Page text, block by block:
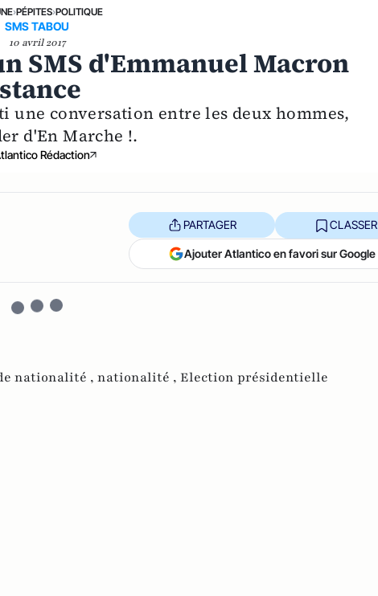
›PÉPITES›POLITIQUE
SMS TABOU
10 avril 2017
SMS d'Emmanuel Macron
une conversation entre les deux hommes,
d'En Marche !.
Rédaction
PARTAGER CLASSER
Ajouter Atlantico en favori sur Google
nationalité , nationalité , Election présidentielle